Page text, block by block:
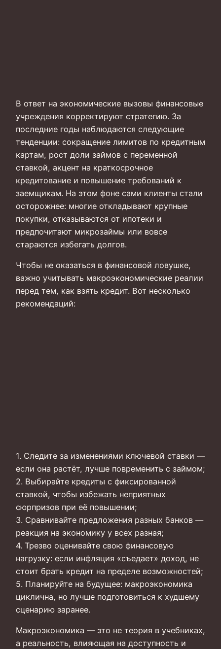
В ответ на экономические вызовы финансовые
учреждения корректируют стратегию. За
последние годы наблюдаются следующие
тенденции: сокращение лимитов по кредитным
картам, рост доли займов с переменной
ставкой, акцент на краткосрочное
кредитование и повышение требований к
заемщикам. На этом фоне сами клиенты стали
осторожнее: многие откладывают крупные
покупки, отказываются от ипотеки и
предпочитают микрозаймы или вовсе
стараются избегать долгов.
Чтобы не оказаться в финансовой ловушке,
важно учитывать макроэкономические реалии
перед тем, как взять кредит. Вот несколько
рекомендаций:
1. Следите за изменениями ключевой ставки —
если она растёт, лучше повременить с займом;
2. Выбирайте кредиты с фиксированной
ставкой, чтобы избежать неприятных
сюрпризов при её повышении;
3. Сравнивайте предложения разных банков —
реакция на экономику у всех разная;
4. Трезво оценивайте свою финансовую
нагрузку: если инфляция «съедает» доход, не
стоит брать кредит на пределе возможностей;
5. Планируйте на будущее: макроэкономика
циклична, но лучше подготовиться к худшему
сценарию заранее.
Макроэкономика — это не теория в учебниках,
а реальность, влияющая на доступность и